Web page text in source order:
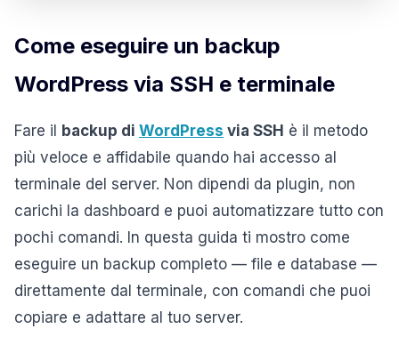
Come eseguire un backup
WordPress via SSH e terminale
Fare il backup di WordPress via SSH è il metodo
più veloce e affidabile quando hai accesso al
terminale del server. Non dipendi da plugin, non
carichi la dashboard e puoi automatizzare tutto con
pochi comandi. In questa guida ti mostro come
eseguire un backup completo — file e database —
direttamente dal terminale, con comandi che puoi
copiare e adattare al tuo server.